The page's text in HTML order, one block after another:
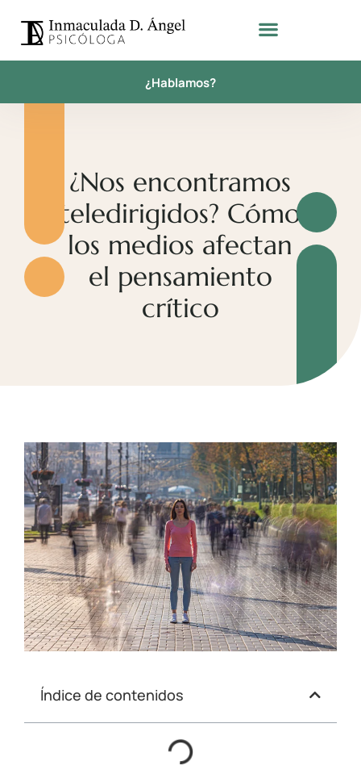
¿Hablamos?
¿Nos encontramos
teledirigidos? Cómo
los medios afectan
el pensamiento
crítico
Índice de contenidos